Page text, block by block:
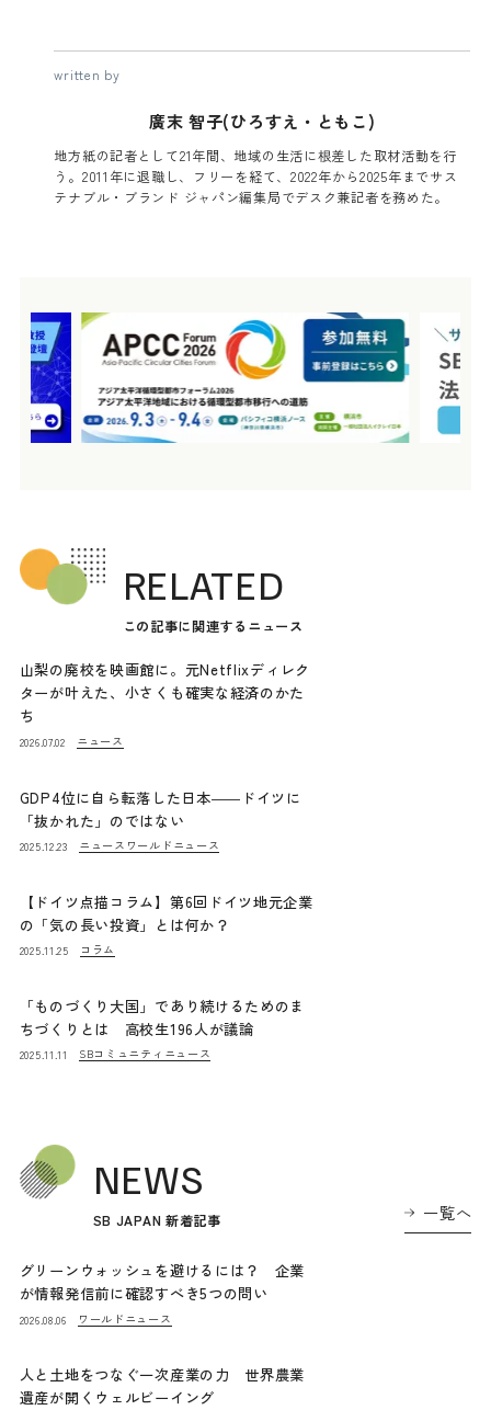
written by
廣末 智子(ひろすえ・ともこ)
地方紙の記者として21年間、地域の生活に根差した取材活動を行
う。2011年に退職し、フリーを経て、2022年から2025年までサス
テナブル・ブランド ジャパン編集局でデスク兼記者を務めた。
RELATED
この記事に関連するニュース
山梨の廃校を映画館に。元Netflixディレク
ターが叶えた、小さくも確実な経済のかた
ち
2026.07.02 ニュース
GDP4位に自ら転落した日本――ドイツに
「抜かれた」のではない
2025.12.23 ニュース ワールドニュース
【ドイツ点描コラム】第6回ドイツ地元企業
の「気の長い投資」とは何か？
2025.11.25 コラム
「ものづくり大国」であり続けるためのま
ちづくりとは 高校生196人が議論
2025.11.11 SBコミュニティニュース
NEWS
SB JAPAN 新着記事 一覧へ
グリーンウォッシュを避けるには？ 企業
が情報発信前に確認すべき5つの問い
2026.08.06 ワールドニュース
人と土地をつなぐ一次産業の力 世界農業
遺産が開くウェルビーイング